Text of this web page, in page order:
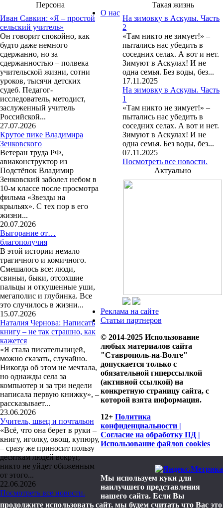
Персона
Иван Савкин: «Я – простой
сельский учитель»
Он говорит спокойно, как
будто даже немного
сдержанно, но за
сдержанностью – полвека
учительской жизни, сотни
уроков, тысячи детских
судеб. Педагог-
исследователь, методист,
заслуженный учитель
Российской...
27.07.2026
Крутое пике Владимира
Зенковского
Ветеран труда РФ,
авиаконструктор из
Подстёпок Владимир
Зенковский заболел небом в
10-м классе после просмотра
фильма «Звезды на
крыльях». С тех пор в его
жизни...
20.07.2026
Выгорание от…
благополучия
В этой истории немало
трагичного и комичного.
Смешалось все: люди,
свиньи, быки, отсохшие
пальцы и откушенные уши,
мегаполис и глубинка. Все
это случилось в жизни...
15.07.2026
Наталия Чернова: Написать
книгу – не так страшно, как
кажется
«Я стала писательницей,
можно сказать, случайно.
Никогда об этом не мечтала,
но однажды села за
компьютер и за три недели
написала первую книжку», –
рассказывает...
23.06.2026
Учитель, швец и почтальон
«Всё, что она берет в руки –
книгу, иголку, овощ, купюру,
– сразу же приносит пользу
десяткам людей вокруг,
никто не уйдет обиженным
от этого...
22.06.2026
Посмотреть все новости.
Такая жизнь
На зимовку в Аскулы. Часть
2
«Там никто не зимует!» –
пытались нас убедить в
соседних селах. А вот и нет.
Зимуют в Аскулах! И не
одна семья. Без воды, без...
17.11.2025
На зимовку в Аскулы. Часть
1
«Там никто не зимует!» –
пытались нас убедить в
соседних селах. А вот и нет.
Зимуют в Аскулах! И не
одна семья. Без воды, без...
07.11.2025
Посмотреть все новости.
Актуально
О нас
Реклама на сайте
Статьи партнеров
© 2014-2025 Использование
любых материалов сайта
"Ставрополь-на-Волге"
допускается только с
обязательной гиперссылкой
(активной ссылкой) на
конкретную страницу сайта, с
которой взята информация.
12+ Политика
конфиденциальности |
Согласие на обработку ПД |
Использование файлов cookies
Мы используем куки для
наилучшего представления
нашего сайта. Если Вы
продолжите использовать сайт, мы будем считать что Вас это